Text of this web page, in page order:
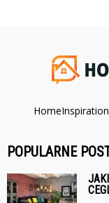
POPULARNE